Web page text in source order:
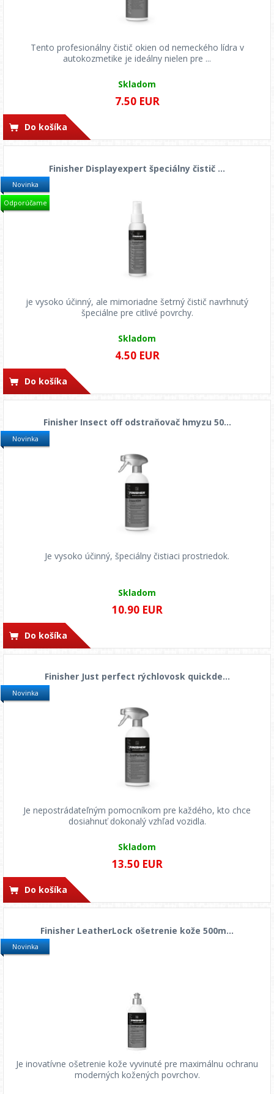
Tento profesionálny čistič okien od nemeckého lídra v
autokozmetike je ideálny nielen pre ...
Skladom
7.50 EUR
Do košíka
Novinka
Odporúčame
Finisher Displayexpert špeciálny čistič ...
je vysoko účinný, ale mimoriadne šetrný čistič navrhnutý
špeciálne pre citlivé povrchy.
Skladom
4.50 EUR
Do košíka
Novinka
Finisher Insect off odstraňovač hmyzu 50...
Je vysoko účinný, špeciálny čistiaci prostriedok.
Skladom
10.90 EUR
Do košíka
Novinka
Finisher Just perfect rýchlovosk quickde...
Je nepostrádateľným pomocníkom pre každého, kto chce
dosiahnuť dokonalý vzhľad vozidla.
Skladom
13.50 EUR
Do košíka
Novinka
Finisher LeatherLock ošetrenie kože 500m...
Je inovatívne ošetrenie kože vyvinuté pre maximálnu ochranu
moderných kožených povrchov.